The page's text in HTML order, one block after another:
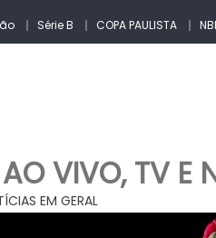
Série B COPA PAULISTA
VIVO, TV E
EM GERAL